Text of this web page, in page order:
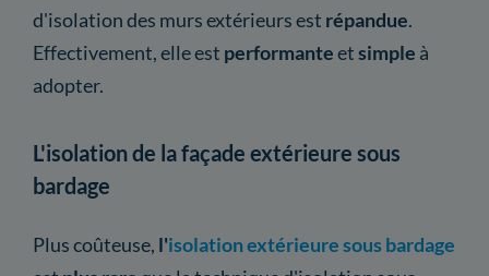
d'isolation des murs extérieurs est répandue.
Effectivement, elle est performanteetsimple à
adopter.
L'isolation de la façade extérieure sous
bardage
Plus coûteuse, l'isolation extérieure sous bardage